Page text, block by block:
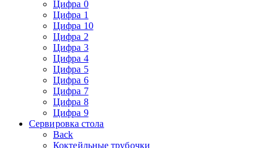
Цифра 0
Цифра 1
Цифра 10
Цифра 2
Цифра 3
Цифра 4
Цифра 5
Цифра 6
Цифра 7
Цифра 8
Цифра 9
Сервировка стола
Back
Коктейльные трубочки